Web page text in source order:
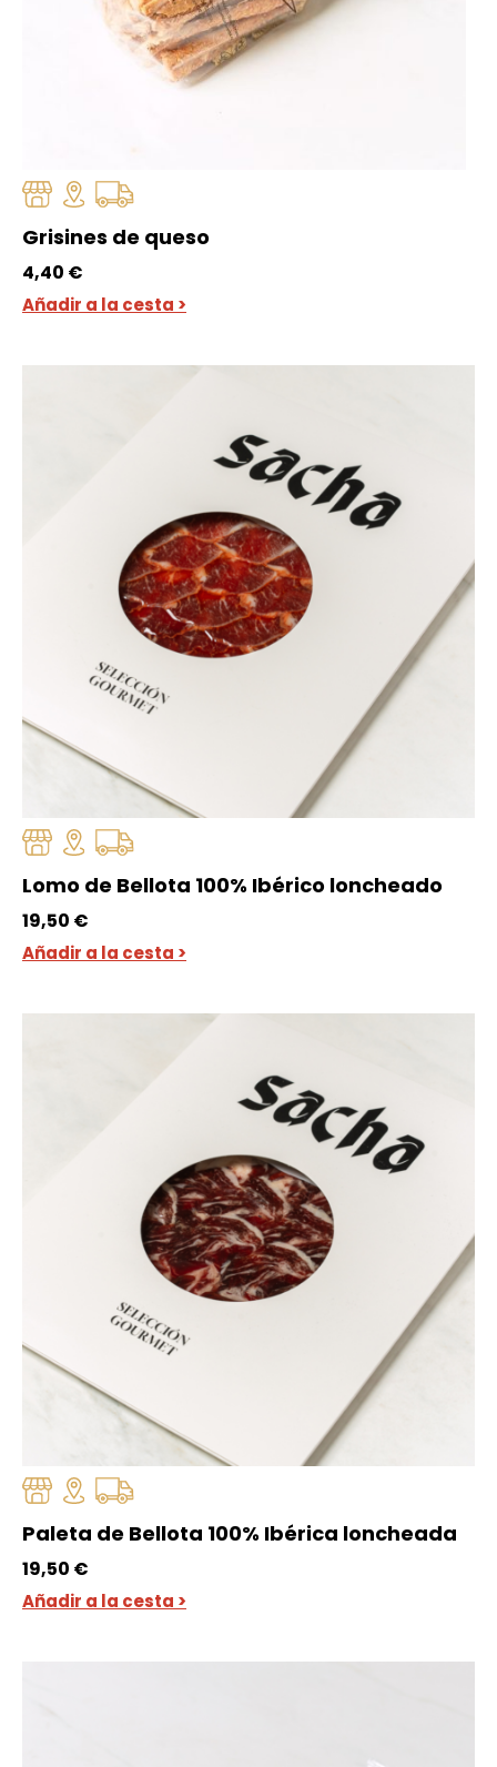
Grisines de queso
4,40 €
Añadir a la cesta >
Lomo de Bellota 100% Ibérico loncheado
19,50 €
Añadir a la cesta >
Paleta de Bellota 100% Ibérica loncheada
19,50 €
Añadir a la cesta >